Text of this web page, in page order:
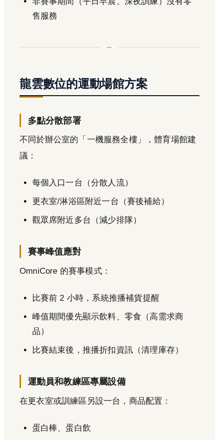
售服務
龍雲數位的運動場館方案
多點分散部署
不同於辦公室的「一機服務全樓」，體育場館建
議：
每個入口一台（分散人流）
更衣室/淋浴區附近一台（賽後補給）
觀眾席附近多台（減少排隊）
賽事峰值應對
OmniCore 的賽事模式：
比賽前 2 小時，系統推播補貨提醒
峰值期間優先顯示飲料、零食（高需求商
品）
比賽結束後，推播折扣資訊（清理庫存）
運動員和教練區專屬設備
在更衣室或訓練區另設一台，商品配置：
蛋白棒、蛋白飲